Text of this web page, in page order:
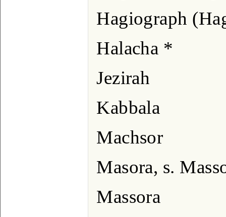
Hagiograph
Halacha *
Jezirah
Kabbala
Machsor
Masora, s.
Massora